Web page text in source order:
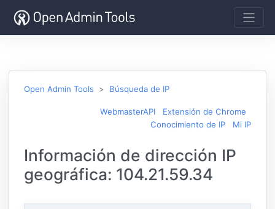
Open Admin Tools Búsqueda de IP
WebmasterAPI
Extensión de Chrome
Conocimiento de IP
Mi IP
Información de dirección IP
geográfica: 104.21.59.34